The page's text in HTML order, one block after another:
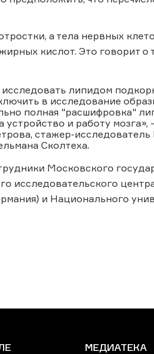
а тела нервных
кислот. Это говорит о
липидом
в исследование
полная "расшифровка"
и работу мозга»,
стажер-
Сколтеха.
Московского
исследовательского
и Национального
МЕДИАТЕКА